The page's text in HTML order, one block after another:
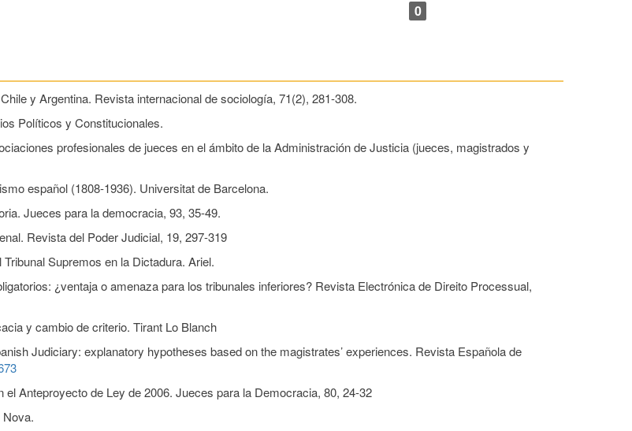
0
y Argentina. Revista internacional de sociología, 71(2), 281-308.
Políticos y Constitucionales.
profesionales de jueces en el ámbito de la Administración de Justicia (jueces, magistrados y
español (1808-1936). Universitat de Barcelona.
Jueces para la democracia, 93, 35-49.
Revista del Poder Judicial, 19, 297-319
Supremos en la Dictadura. Ariel.
¿ventaja o amenaza para los tribunales inferiores? Revista Electrónica de Direito Processual,
y cambio de criterio. Tirant Lo Blanch
Judiciary: explanatory hypotheses based on the magistrates’ experiences. Revista Española de
Anteproyecto de Ley de 2006. Jueces para la Democracia, 80, 24-32